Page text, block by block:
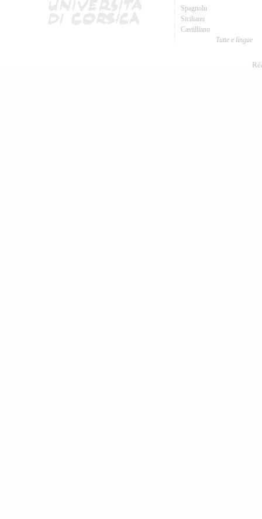
Spagnolu
Sicilianu
Castillianu
Tutte e lingue